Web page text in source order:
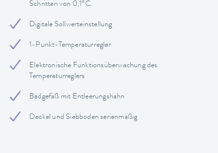
Schritten von 0,1°C.
Digitale Sollwerteinstellung
1-Punkt-Temperaturregler
Elektronische Funktionsüberwachung des
Temperaturreglers
Badgefäß mit Entleerungshahn
Deckel und Siebboden serienmäßig